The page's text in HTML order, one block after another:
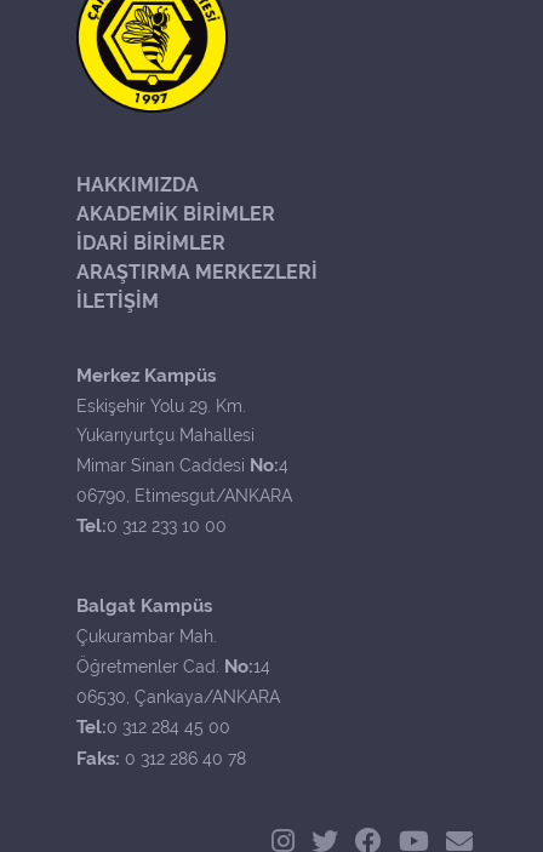
HAKKIMIZDA
AKADEMİK BİRİMLER
İDARİ BİRİMLER
ARAŞTIRMA MERKEZLERİ
İLETİŞİM
Merkez Kampüs
Eskişehir Yolu 29. Km.
Yukarıyurtçu Mahallesi
Mimar Sinan Caddesi No:4
06790, Etimesgut/ANKARA
Tel:0 312 233 10 00
Balgat Kampüs
Çukurambar Mah.
Öğretmenler Cad. No:14
06530, Çankaya/ANKARA
Tel:0 312 284 45 00
Faks: 0 312 286 40 78